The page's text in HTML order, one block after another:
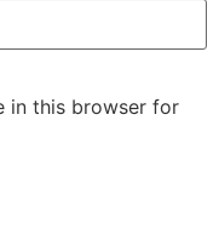
in this browser for